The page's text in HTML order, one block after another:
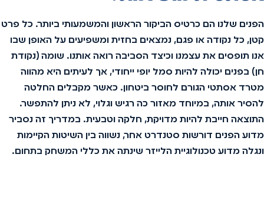
הפנים שלנו הם כרטיס הביקור הראשון והמשמעותי ביותר. כל פרט
קטן, כל נקודה או פגם, נמצאים בחזית ומשפיעים על האופן שבו
אנו תופסים את עצמנו וכיצד הסביבה רואה אותנו. שומה (נקודת
חן) בפנים יכולה להיות סמל יופי ייחודי, אך לעיתים היא מהווה
מטרד אסתטי הגורם לחוסר ביטחון. כאשר מקבלים החלטה
להסיר אותה, במיוחד מאזור כה רגיש וגלוי, לא ניתן להתפשר.
התוצאה חייבת להיות מדויקת, חלקה וטבעית. במדריך זה נסביר
מדוע הפנים דורשות סטנדרט אחר, נשווה בין השיטות הקיימות
ונגלה מדוע טכנולוגיית הלייזר שינתה את כללי המשחק בתחום.